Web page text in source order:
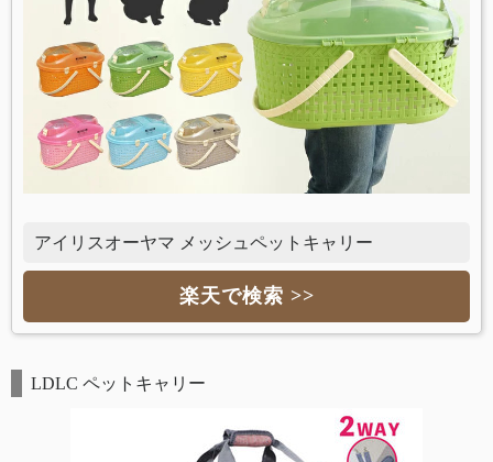
アイリスオーヤマ メッシュペットキャリー
楽天で検索 >>
LDLC ペットキャリー